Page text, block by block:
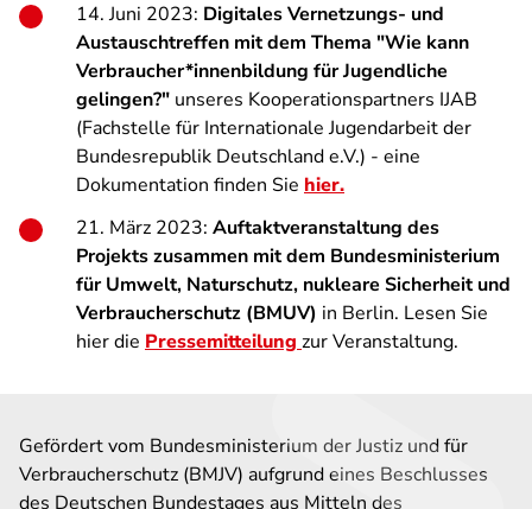
14. Juni 2023: Digitales Vernetzungs- und
Austauschtreffen mit dem Thema "Wie kann
Verbraucher*innenbildung für Jugendliche
gelingen?" unseres Kooperationspartners IJAB
(Fachstelle für Internationale Jugendarbeit der
Bundesrepublik Deutschland e.V.) - eine
Dokumentation finden Sie hier.
21. März 2023: Auftaktveranstaltung des
Projekts zusammen mit dem Bundesministerium
für Umwelt, Naturschutz, nukleare Sicherheit und
Verbraucherschutz (BMUV) in Berlin. Lesen Sie
hier die Pressemitteilung zur Veranstaltung.
Gefördert vom Bundesministerium der Justiz und für
Verbraucherschutz (BMJV) aufgrund eines Beschlusses
des Deutschen Bundestages aus Mitteln des